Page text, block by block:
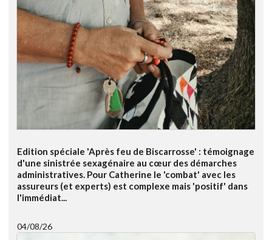
Edition spéciale 'Après feu de Biscarrosse' : témoignage
d'une sinistrée sexagénaire au cœur des démarches
administratives. Pour Catherine le 'combat' avec les
assureurs (et experts) est complexe mais 'positif' dans
l'immédiat...
04/08/26